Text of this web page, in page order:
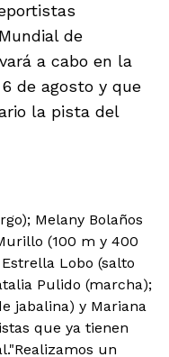
de
a cabo en la
de agosto y que
la pista del
Melany Bolaños
(100 m y 400
Lobo (salto
Pulido (marcha);
jabalina) y Mariana
que ya tienen
"Realizamos un